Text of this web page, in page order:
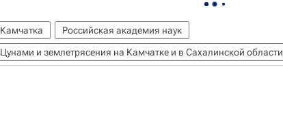
Камчатка
Российская академия наук
Цунами и землетрясения на Камчатке и в Сахалинской области